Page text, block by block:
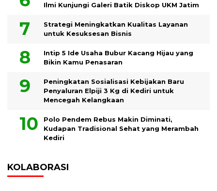
Ilmi Kunjungi Galeri Batik Diskop UKM Jatim
Strategi Meningkatkan Kualitas Layanan
untuk Kesuksesan Bisnis
Intip 5 Ide Usaha Bubur Kacang Hijau yang
Bikin Kamu Penasaran
Peningkatan Sosialisasi Kebijakan Baru
Penyaluran Elpiji 3 Kg di Kediri untuk
Mencegah Kelangkaan
Polo Pendem Rebus Makin Diminati,
Kudapan Tradisional Sehat yang Merambah
Kediri
KOLABORASI